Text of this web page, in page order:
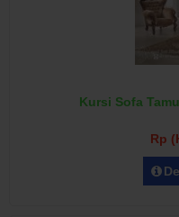
Kursi Sofa
Rp